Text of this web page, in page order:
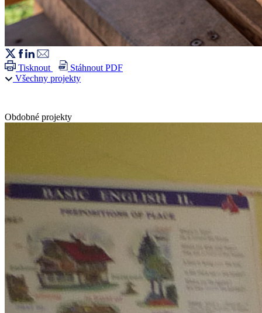
Tisknout
Stáhnout PDF
Všechny projekty
Obdobné projekty